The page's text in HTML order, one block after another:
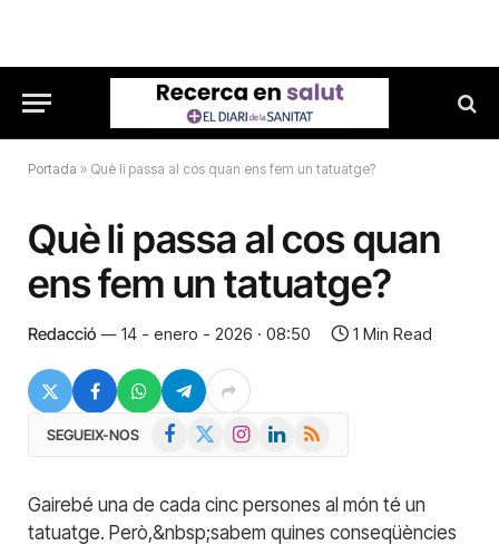
Portada » Què li passa al cos quan ens fem un tatuatge?
Què li passa al cos quan
ens fem un tatuatge?
Redacció 14 - enero - 2026 · 08:50 1 Min Read
SEGUEIX-NOS Facebook InstagramLinkedIn
RSS
Gairebé una de cada cinc persones al món té un
tatuatge. Però,&nbsp;sabem quines conseqüències